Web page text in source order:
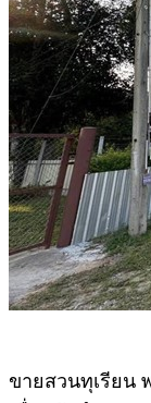
ขายสวนทุเรียน